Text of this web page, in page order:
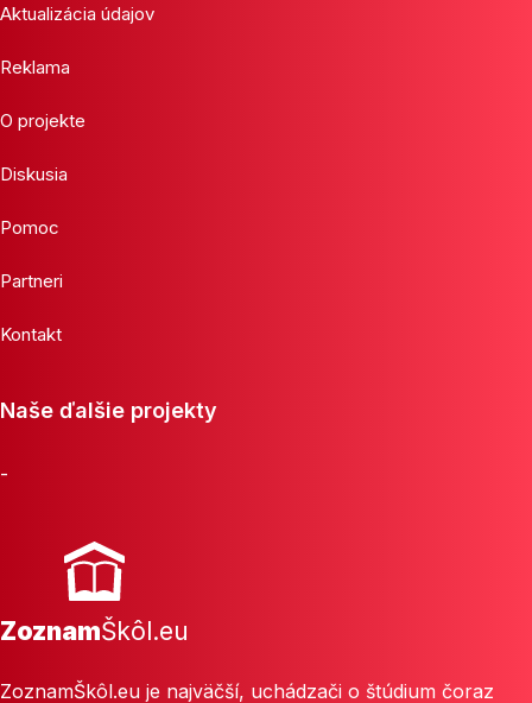
Aktualizácia údajov
Reklama
O projekte
Diskusia
Pomoc
Partneri
Kontakt
Naše ďalšie projekty
-
ZoznamŠkôl.eu
ZoznamŠkôl.eu je najväčší, uchádzači o štúdium čoraz